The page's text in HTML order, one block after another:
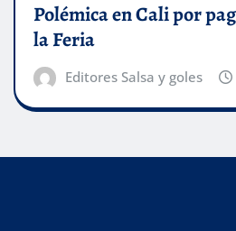
Polémica en Cali por
la Feria
Editores Salsa y goles